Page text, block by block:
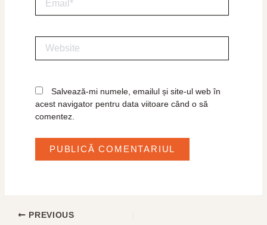
Salvează-mi numele, emailul și site-ul web în
acest navigator pentru data viitoare când o să
comentez.
PREVIOUS